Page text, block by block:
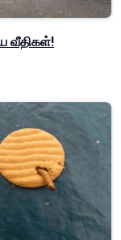
வீதிகள்!